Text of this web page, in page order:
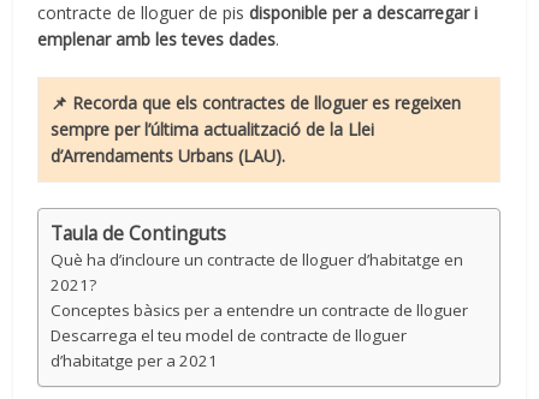
contracte de lloguer de pisdisponible per a descarregar i
emplenar amb les teves dades.
📌 Recorda que els contractes de lloguer es regeixen
sempre per l’última actualització de la Llei
d’Arrendaments Urbans (LAU).
Taula de Continguts
Què ha d’incloure un contracte de lloguer d’habitatge en
2021?
Conceptes bàsics per a entendre un contracte de lloguer
Descarrega el teu model de contracte de lloguer
d’habitatge per a 2021